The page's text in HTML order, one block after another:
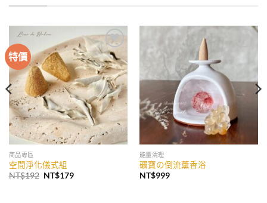
特價
加入
收藏
商品專區
空間淨化儀式組
NT$192 原
NT$179目
收藏
能量清理
礦寶の倒流薰香浴
NT$999